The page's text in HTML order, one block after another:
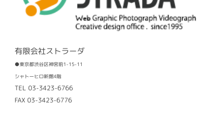
有限会社ストラーダ
●東京都渋谷区神宮前1-15-11
シャトーヒロ新館4階
TEL 03-3423-6766
FAX 03-3423-6776